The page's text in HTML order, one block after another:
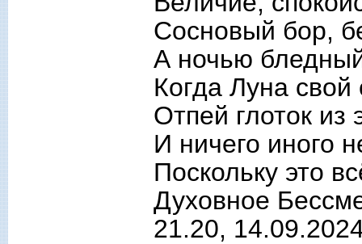
Сосновый бор,
А ночью
Когда Луна
Отпей глоток
И ничего иного
Поскольку это
Духовное
21.20,